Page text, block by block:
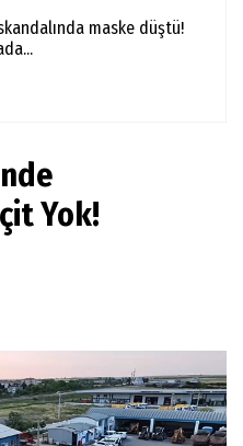
maske düştü!
Yok!